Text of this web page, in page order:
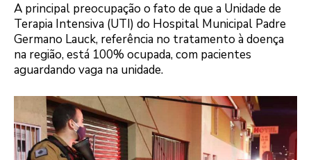
A principal preocupação o fato de que a Unidade de
Terapia Intensiva (UTI) do Hospital Municipal Padre
Germano Lauck, referência no tratamento à doença
na região, está 100% ocupada, com pacientes
aguardando vaga na unidade.